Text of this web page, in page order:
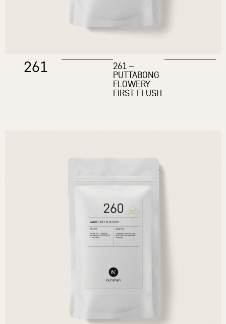
261 261 –
PUTTABONG
FLOWERY
FIRST FLUSH